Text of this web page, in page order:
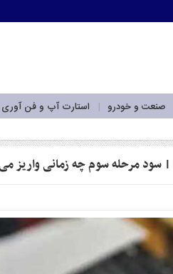
صنعت و خودرو استارت آپ و فن آوری
مرحله سوم چه زمانی واریز